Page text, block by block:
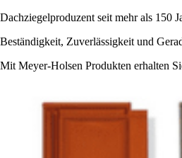
Dachziegelproduzent seit mehr als 150
Beständigkeit, Zuverlässigkeit und
Mit Meyer-Holsen Produkten erhalten